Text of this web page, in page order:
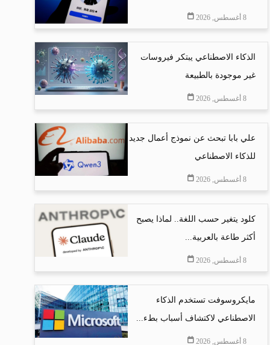
8 أغسطس, 2026
الذكاء الاصطناعي يبتكر فيروسات
غير موجودة بالطبيعة
8 أغسطس, 2026
علي بابا تبحث عن نموذج أعمال جديد
للذكاء الاصطناعي
8 أغسطس, 2026
كلود يتغير حسب اللغة.. لماذا يصبح
أكثر طاعة بالعربية...
8 أغسطس, 2026
مايكروسوفت تستخدم الذكاء
الاصطناعي لاكتشاف أسباب بطء...
8 أغسطس, 2026